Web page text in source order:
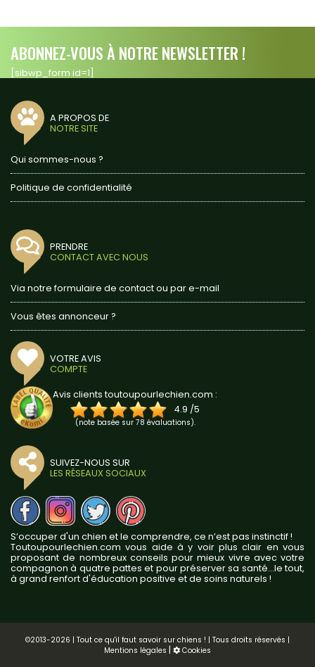
ABONNEZ-VOUS À NOTRE NEWSLETTER !
[sibwp_form id=1]
A PROPOS DE
NOTRE SITE
Qui sommes-nous ?
Politique de confidentialité
PRENDRE
CONTACT AVEC NOUS
Via notre formulaire de contact ou par e-mail
Vous êtes annonceur ?
VOTRE AVIS
COMPTE
Avis clients toutoupourlechien.com :
4.9 /5
(note basée sur 78 évaluations).
SUIVEZ-NOUS SUR
LES RÉSEAUX SOCIAUX
S’occuper d'un chien et le comprendre, ce n’est pas instinctif !
Toutoupourlechien.com vous aide à y voir plus clair en vous
proposant de nombreux conseils pour mieux vivre avec votre
compagnon à quatre pattes et pour préserver sa santé...le tout,
à grand renfort d'éducation positive et de soins naturels !
Mentions légales | Cookies